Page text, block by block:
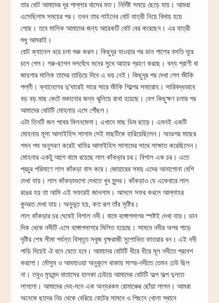
তার বোট আমাদের দূর পাল্লার বাসের মত। নির্দিষ্ট সময়ে ছেড়ে যায়। আমরা
এসেছিলাম সময়ের পর। তখন তার লাইনের বোট যাত্রী নিয়ে বিদায় হয়ে
গেছে। তবে মালিক আমাদের জন্য আরেকটি বোট বের করেছেন। এর যাত্রী
শুধু আমরাই।
বোট ক্যানেল ধরে চলা শুরু করল। কিছুদূর যাওয়ার পর ডান পাশের বসতি দূরে
চলে গেল। গরু-ছাগল দলবেঁধে মনের সুখে আহার গ্রহণ করছে। বন্য প্রাণী বা
জায়গার মালিক তাদের তাড়িয়ে দিবে এ ভয় নেই। কিছুদূর পর দেখা গেল শুঁটকি
পল্লী। ক্যানেলের দু’ধারেই সারে সারে শুঁটকি শিল্পের সমারোহ। সারিবদ্ধভাবে
বড় বড় মাছ কেটে শুকানোর জন্য ঝুলিয়ে রাখা হয়েছে। বেশ কিছুক্ষণ চলার পর
আমাদের বোটটি মোহনায় এসে পৌঁছল।
এটা তিনটি জল পথের মিলনমেলা। এখানে মাছ ডিম ছাড়ে। এমনই একটি
মোহনায় মূসা আলাইহিস সালাম সেই মাছটিকে হারিয়েছিলেন। অতঃপর মাছের
গমন পথ অনুসরণ করেই খাযির আলাইহিস সালামের সাথে সাক্ষাত করেছিলেন।
মোহনার একটু আগে বামে রয়েছে লাল কাঁকড়ার চর। বিশাল এক চর। এতে
প্রচুর পরিমাণে লাল কাঁকড়া বাস করে। জোয়ারের সময় এদের আনাগোনা বেশি
দেখা যায়। লাল কাঁকড়াগুলো দেখতে খুব সুন্দর। কাঁকড়াও যে একেবারে লাল
রঙের হয় তা আমি এই সফরেই জানলাম। আসলে সফর করলে আল্লাহর
কুদরত দেখা যায়। অনুভূত হয়, কত রূপ তাঁর সৃষ্টির।
লাল কাঁকড়ার চর ঘেষেই বিশাল নদী। বামে বঙ্গোপসাগর স্পষ্টই দেখা যায়। ডান
দিক থেকে নদীটি এসে বঙ্গোপসাগরে মিলিত হয়েছে। সামনে নদীর অপর পাড়ে
দৃষ্টির শেষ সীমা পর্যন্ত বিস্তৃত সবুজ বৃক্ষরাজী সুশোভিত ফাতরার বন। এই নদী
পাড়ি দিয়েই ঐ বনে যেতে হবে। আমাদের বোটটি ধীরে ধীরে মূল নদীতে প্রবেশ
করলো। মৌসুম ও আবহাওয়া অনুকূলে থাকায় সাগর-নদীতে তেমন ঢেউ ছিল
না। তবুও মৃদুমন্দ বাতাসের হালকা ঢেউয়ে আমাদের বোটটি অল্প অল্প দুলতে
লাগলো। আমাদের দেহ-মনে এক অন্যরকম রোমাঞ্চের ছোঁয়া লাগল। আমরা
অনেকে ছাদের নিচ থেকে বেরিয়ে বোটের সামনে ও পিছনে খোলা স্থানে